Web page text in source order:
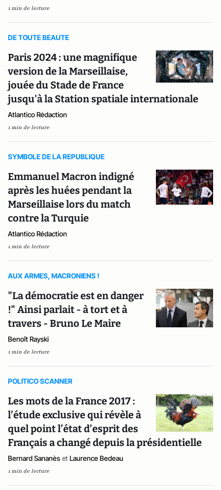
1 min de lecture
DE TOUTE BEAUTE
Paris 2024 : une magnifique
version de la Marseillaise,
jouée du Stade de France
jusqu'à la Station spatiale internationale
Atlantico Rédaction
1 min de lecture
SYMBOLE DE LA REPUBLIQUE
Emmanuel Macron indigné
après les huées pendant la
Marseillaise lors du match
contre la Turquie
Atlantico Rédaction
1 min de lecture
AUX ARMES, MACRONIENS !
"La démocratie est en danger
!" Ainsi parlait - à tort et à
travers - Bruno Le Maire
Benoît Rayski
1 min de lecture
POLITICO SCANNER
Les mots de la France 2017 :
l’étude exclusive qui révèle à
quel point l’état d’esprit des
Français a changé depuis la présidentielle
Bernard Sananès et Laurence Bedeau
1 min de lecture